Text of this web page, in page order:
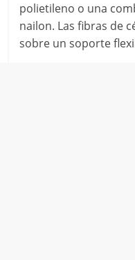
polietileno o una
nailon. Las fibras de
sobre un soporte